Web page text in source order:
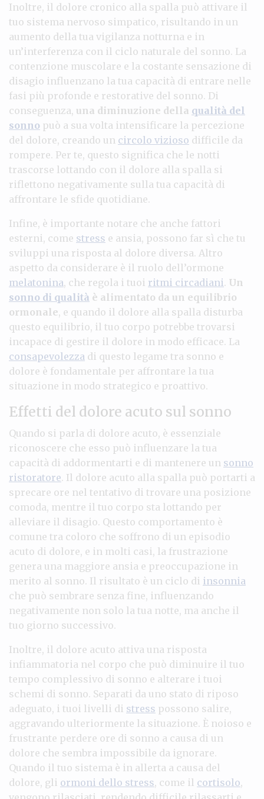
Inoltre, il dolore cronico alla spalla può attivare il
tuo sistema nervoso simpatico, risultando in un
aumento della tua vigilanza notturna e in
un’interferenza con il ciclo naturale del sonno. La
contenzione muscolare e la costante sensazione di
disagio influenzano la tua capacità di entrare nelle
fasi più profonde e restorative del sonno. Di
conseguenza, una diminuzione della qualità del
sonno può a sua volta intensificare la percezione
del dolore, creando un circolo vizioso difficile da
rompere. Per te, questo significa che le notti
trascorse lottando con il dolore alla spalla si
riflettono negativamente sulla tua capacità di
affrontare le sfide quotidiane.
Infine, è importante notare che anche fattori
esterni, come stress e ansia, possono far sì che tu
sviluppi una risposta al dolore diversa. Altro
aspetto da considerare è il ruolo dell’ormone
melatonina, che regola i tuoi ritmi circadiani. Un
sonno di qualità è alimentato da un equilibrio
ormonale, e quando il dolore alla spalla disturba
questo equilibrio, il tuo corpo potrebbe trovarsi
incapace di gestire il dolore in modo efficace. La
consapevolezza di questo legame tra sonno e
dolore è fondamentale per affrontare la tua
situazione in modo strategico e proattivo.
Effetti del dolore acuto sul sonno
Quando si parla di dolore acuto, è essenziale
riconoscere che esso può influenzare la tua
capacità di addormentarti e di mantenere un sonno
ristoratore. Il dolore acuto alla spalla può portarti a
sprecare ore nel tentativo di trovare una posizione
comoda, mentre il tuo corpo sta lottando per
alleviare il disagio. Questo comportamento è
comune tra coloro che soffrono di un episodio
acuto di dolore, e in molti casi, la frustrazione
genera una maggiore ansia e preoccupazione in
merito al sonno. Il risultato è un ciclo di insonnia
che può sembrare senza fine, influenzando
negativamente non solo la tua notte, ma anche il
tuo giorno successivo.
Inoltre, il dolore acuto attiva una risposta
infiammatoria nel corpo che può diminuire il tuo
tempo complessivo di sonno e alterare i tuoi
schemi di sonno. Separati da uno stato di riposo
adeguato, i tuoi livelli di stress possono salire,
aggravando ulteriormente la situazione. È noioso e
frustrante perdere ore di sonno a causa di un
dolore che sembra impossibile da ignorare.
Quando il tuo sistema è in allerta a causa del
dolore, gli ormoni dello stress, come il cortisolo,